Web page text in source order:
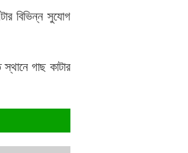
বিভিন্ন সুযোগ
গাছ কাটার